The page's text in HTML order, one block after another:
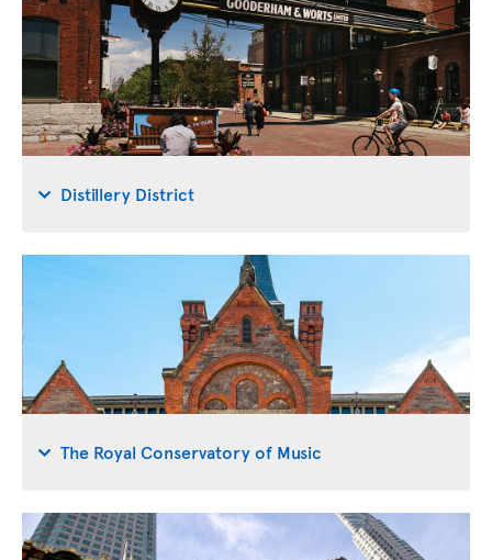
Distillery District
The Royal Conservatory of Music